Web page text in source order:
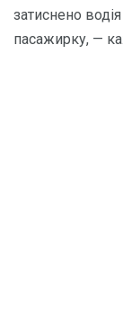
затиснено
пасажирку, —